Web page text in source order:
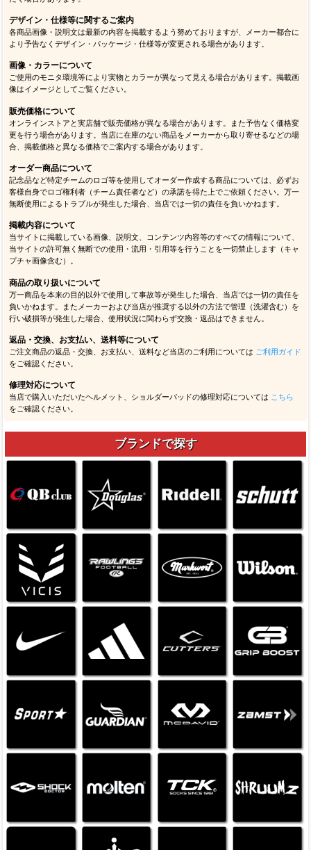
デザイン・仕様等に関するご案内
各商品画像・説明文は最新の内容を掲載するよう努めておりますが、メーカー都合に
より予告なくデザイン・パッケージ・仕様等が変更される場合があります。
画像・カラーについて
ご使用のモニタ環境等により実物とカラーが異なって見える場合があります。掲載画
像はイメージとしてご覧ください。
販売価格について
オンラインストアと実店舗で販売価格が異なる場合があります。また予告なく価格変
更を行う場合があります。当店に在庫のない商品をメーカーから取り寄せるなどの場
合、掲載価格と異なる価格でご案内する場合があります。
オーダー商品について
記念品など特定チームのロゴ等を使用してオーダー作成する商品については、必ずお
客様自身でロゴ権利者（チーム責任者など）の承諾を得た上でご依頼ください。万一
無断使用によるトラブルが発生した場合、当店では一切の責任を負いかねます。
掲載内容について
当サイトに掲載している画像、説明文、コンテンツ内容等のすべての情報について、
当サイトの許可無く無断での使用・流用・引用等を行うことを一切禁止します（キャ
プチャ画像含む）。
商品の取り扱いについて
万一商品を本来の目的以外で使用して事故等が発生した場合、当店では一切の責任を
負いかねます。またメーカーおよび当店が推奨する以外の方法で管理（洗濯含む）を
行い破損等が発生した場合、使用状況に関わらず交換・返品はできません。
返品・交換、お支払い、送料等について
ご注文商品の返品・交換、お支払い、送料など当店のご利用については ご利用ガイド
をご確認ください。
修理対応について
当店で購入いただいたヘルメット、ショルダーパッドの修理対応については こちら
をご確認ください。
ブランドで探す